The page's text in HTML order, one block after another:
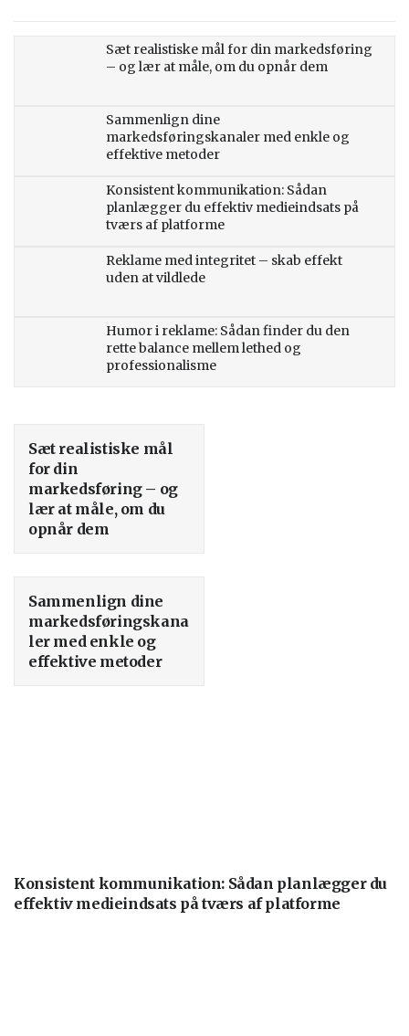
Sæt realistiske mål for din markedsføring
– og lær at måle, om du opnår dem
Sammenlign dine
markedsføringskanaler med enkle og
effektive metoder
Konsistent kommunikation: Sådan
planlægger du effektiv medieindsats på
tværs af platforme
Reklame med integritet – skab effekt
uden at vildlede
Humor i reklame: Sådan finder du den
rette balance mellem lethed og
professionalisme
Sæt realistiske mål
for din
markedsføring – og
lær at måle, om du
opnår dem
Sammenlign dine
markedsføringskana
ler med enkle og
effektive metoder
Konsistent kommunikation: Sådan planlægger du
effektiv medieindsats på tværs af platforme